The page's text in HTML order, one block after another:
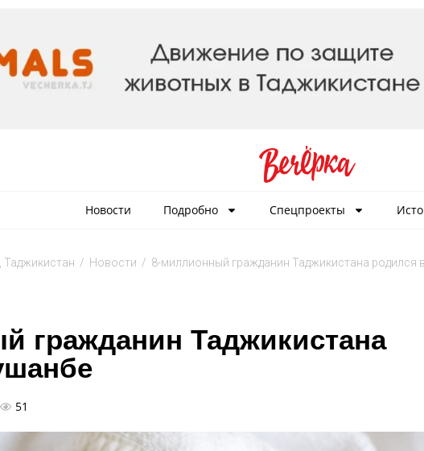
Новости Подробно Спецпроекты
Таджикистан / Новости / 8-миллионный гражданин Таджикистана родился
гражданин Таджикистана
51